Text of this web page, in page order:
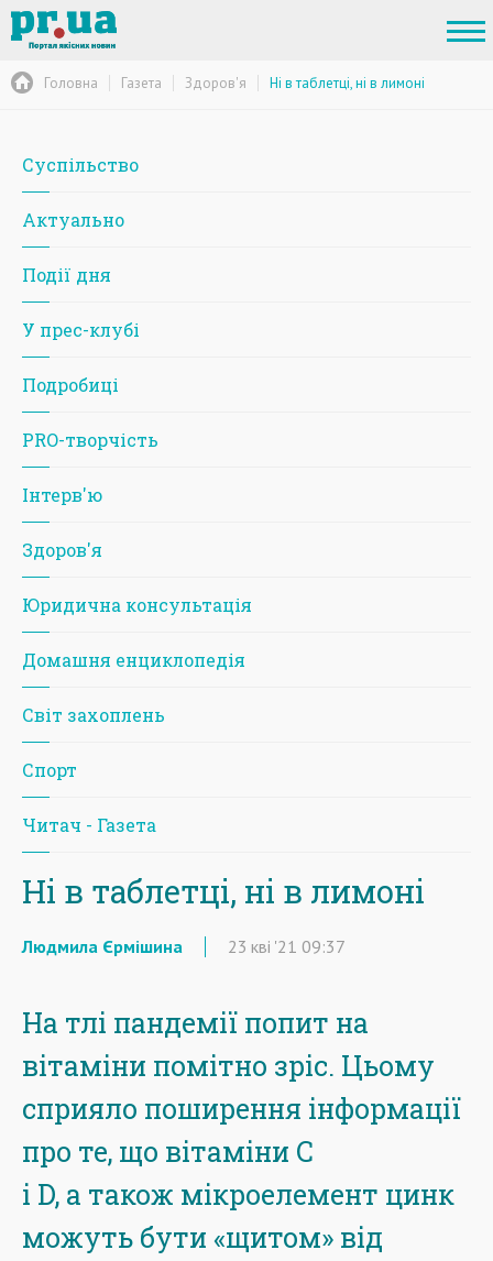
Головна Газета Здоров'я Ні в таблетці, ні в лимоні
Суспільство
Актуально
Події дня
У прес-клубі
Подробиці
PRO-творчість
Iнтерв'ю
Здоров'я
Юридична консультація
Домашня енциклопедія
Світ захоплень
Спорт
Читач - Газета
Ні в таблетці, ні в лимоні
Людмила Єрмішина 23 кві '21 09:37
На тлі пандемії попит на
вітаміни помітно зріс. Цьому
сприяло поширення інформації
про те, що вітаміни С
і D, а також мікроелемент цинк
можуть бути «щитом» від